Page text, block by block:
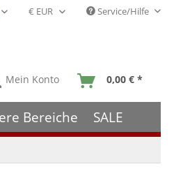
Deutsch - DE Service/Hilfe
Mein Konto 0,00 € *
Bereiche SALE